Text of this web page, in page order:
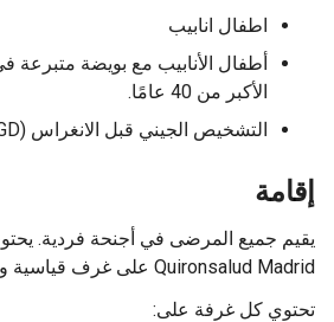
اطفال انابيب
أطفال الأنابيب مع بويضة متبرعة
الأكبر من 40 عامًا.
التشخيص الجيني قبل الانغراس (PGD).
إقامة
يقيم جميع المرضى في أجنحة فردية.
Quironsalud Madrid على غرف قياسية وغرف VIP.
تحتوي كل غرفة على: